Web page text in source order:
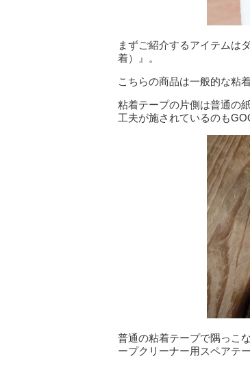
まずご紹介するアイテムは
着）』。
こちらの商品は一般的な粘
粘着テープの片側は普通の
工夫が施されているのも
普通の粘着テープで隅っこ
ープクリーナー用スペアテ